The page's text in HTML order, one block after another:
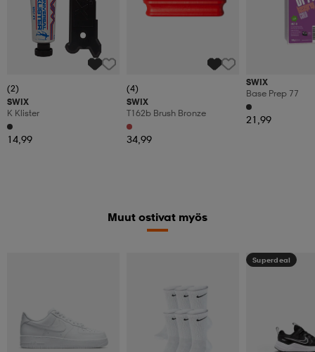
(2)
SWIX
K Klister
14,99
(4)
SWIX
T162b Brush Bronze
34,99
SWIX
Base Prep 77
21,99
Muut ostivat myös
Superdeal